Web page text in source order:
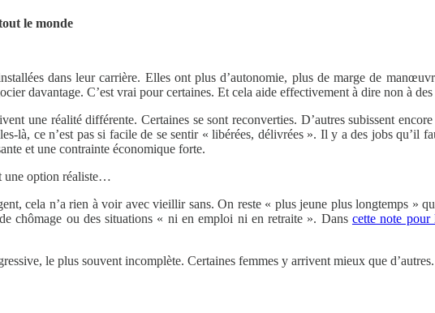
le monde
dans leur carrière. Elles ont plus d’autonomie, plus de marge de
davantage. C’est vrai pour certaines. Et cela aide effectivement à dire non à
une réalité différente. Certaines se sont reconverties. D’autres subissent
là, ce n’est pas si facile de se sentir « libérées, délivrées ». Il y a des jobs qu’il
et une contrainte économique forte.
une option réaliste…
cela n’a rien à voir avec vieillir sans. On reste « plus jeune plus longtemps »
chômage ou des situations « ni en emploi ni en retraite ». Dans cette note pour
le plus souvent incomplète. Certaines femmes y arrivent mieux que